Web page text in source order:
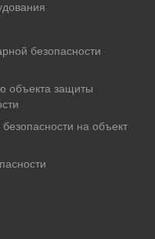
безопасности
объекта защиты
на объект